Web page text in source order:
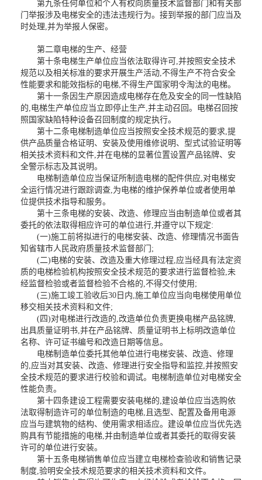
第九条任何单位和个人有权向质量技术监督部门和有关部
门举报涉及电梯安全的违法违规行为。接到举报的部门应当及
时处理,并为举报人保密。
第二章电梯的生产、经营
第十条电梯生产单位应当依法取得许可,并按照安全技术
规范以及相关标准的要求开展生产活动,不得生产不符合安全
性能要求和能效指标的电梯,不得生产国家明令淘汰的电梯。
第十一条因生产原因造成电梯存在危及安全的同一性缺陷
的,电梯生产单位应当立即停止生产,并主动召回。电梯召回按
照国家缺陷特种设备召回制度的规定执行。
第十二条电梯制造单位应当按照安全技术规范的要求,提
供产品质量合格证明、安装及使用维修说明、型式试验证明等
相关技术资料和文件,并在电梯的显著位置设置产品铭牌、安
全警示标志及其说明。
电梯制造单位应当保证所制造电梯的配件供应,对电梯安
全运行情况进行跟踪调查,为电梯的维护保养单位或者使用单
位提供技术指导和服务。
第十三条电梯的安装、改造、修理应当由制造单位或者其
委托的依法取得相应许可的单位进行,并遵守以下规定:
(一)施工前将拟进行的电梯安装、改造、修理情况书面告
知省辖市人民政府质量技术监督部门;
(二)电梯的安装、改造及重大修理过程,应当经具有法定资
质的电梯检验机构按照安全技术规范的要求进行监督检验,未
经监督检验或者监督检验不合格的,不得交付使用;
(三)施工竣工验收后30日内,施工单位应当向电梯使用单位
移交相关技术资料和文件;
(四)对电梯进行改造的,改造单位负责更换电梯产品铭牌,
出具质量证明书,并在产品铭牌、质量证明书上标明改造单位
名称、许可证书编号和改造日期等信息。
电梯制造单位委托其他单位进行电梯安装、改造、修理
的,应当对其安装、改造、修理进行安全指导和监控,并按照安
全技术规范的要求进行校验和调试。电梯制造单位对电梯安全
性能负责。
第十四条建设工程需要安装电梯的,建设单位应当选购依
法取得制造许可的单位制造的电梯,且选型、配置及备用电源
应当与建筑物的结构、使用需求相适应。建设单位应当优先选
购具有节能措施的电梯,并由制造单位或者其委托的取得安装
许可的单位进行安装。
第十五条电梯销售单位应当建立电梯检查验收和销售记录
制度,验明安全技术规范要求的相关技术资料和文件。